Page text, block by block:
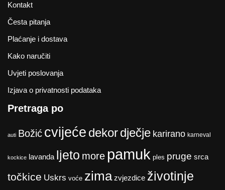
Kontakt
Česta pitanja
Plaćanje i dostava
Kako naručiti
Uvjeti poslovanja
Izjava o privatnosti podataka
Pretraga po
auti Božić cvijeće dekordječje karirano karneval
kockice lavanda ljeto more pamuk ples pruge srca
točkice Uskrs voće zima zvjezdice životinje